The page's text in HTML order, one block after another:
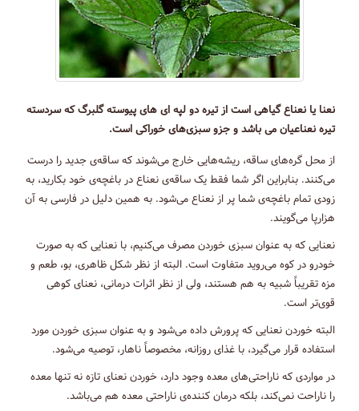
نعنا یا نعناع گیاهی است از تیره دو لپه ای های پیوسته گلبرگ که سردسته
تیره نعناعیان می باشد و جزو سبزی‌های خوراکی است.
از محل گره‌های ساقه، ریشه‌هایی خارج می‌شوند که ساقه‌ی جدید را درست
می‌کنند. بنابراین اگر شما فقط یک ساقه‌ی نعناع در باغچه‌ی خود بکارید، به
زودی تمام باغچه‌ی شما پر از نعناع می‌شود. به همین دلیل در فارسی به آن
هزارپا می‌گویند.
نعنایی که به عنوان سبزی خوردن مصرف می‌کنیم، با نعنایی که به صورت
خودرو در کوه می‌روید متفاوت است. البته از نظر شکل ظاهری، بو، طعم و
مزه تقریباً شبیه به هم هستند، ولی از نظر اثرات درمانی، نعنای کوهی
قوی‌تر است.
البته خوردن نعنایی که پرورش داده می‌شود و به عنوان سبزی خوردن مورد
استفاده قرار می‌گیرد، با غذای روزانه، مخصوصاً ناهار، توصیه می‌شود.
در مواردی که ناراحتی‌های معده وجود دارد، خوردن نعنای تازه نه تنها معده
را ناراحت نمی‌کند، بلکه درمان کننده‌ی ناراحتی معده هم می‌باشد.